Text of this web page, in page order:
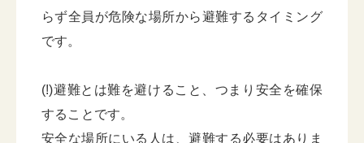
らず全員が危険な場所から避難するタイミング
です。
(!)避難とは難を避けること、つまり安全を確保
することです。
安全な場所にいる人は、避難する必要はありま